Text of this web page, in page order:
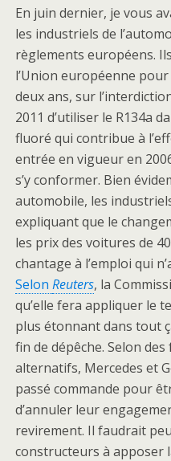
En juin dernier, je vous
les industriels de
règlements européens.
l’Union européenne
deux ans, sur
2011 d’utiliser le R134a
fluoré qui contribue à
entrée en vigueur en
s’y conformer. Bien
automobile, les
expliquant que le
les prix des voitures de
chantage à l’emploi qui
Selon Reuters, la
qu’elle fera appliquer le
plus étonnant dans tout
fin de dépêche. Selon
alternatifs, Mercedes et
passé commande pour
d’annuler leur
revirement. Il faudrait
constructeurs à apposer